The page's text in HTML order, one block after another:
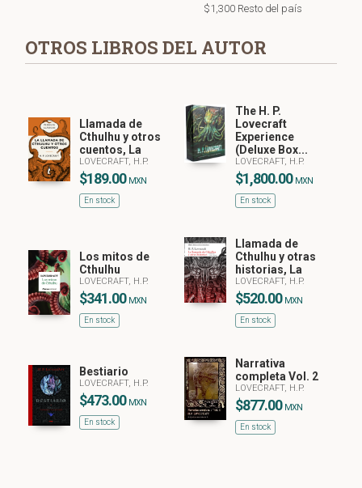
$1,300 Resto del país
OTROS LIBROS DEL AUTOR
Llamada de
Cthulhu y otros
cuentos, La
LOVECRAFT, H.P.
$189.00 MXN
En stock
The H. P.
Lovecraft
Experience
(Deluxe Box...
LOVECRAFT, H.P.
$1,800.00 MXN
En stock
Los mitos de
Cthulhu
LOVECRAFT, H.P.
$341.00 MXN
En stock
Llamada de
Cthulhu y otras
historias, La
LOVECRAFT, H.P.
$520.00 MXN
En stock
Bestiario
LOVECRAFT, H.P.
$473.00 MXN
En stock
Narrativa
completa Vol. 2
LOVECRAFT, H.P.
$877.00 MXN
En stock